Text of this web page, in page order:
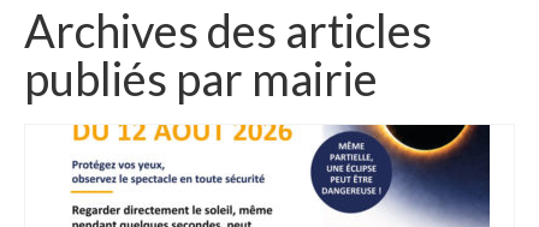
Séances du Conseil municipal
Arrêtés municipaux
Urbanisme
Les lettres du Maire
Archives des articles
publiés par mairie